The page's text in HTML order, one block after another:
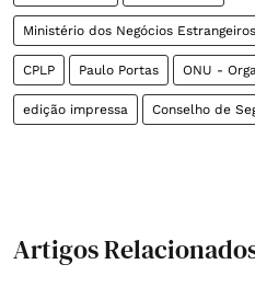
Ministério dos Negócios Estrangeiros
CPLP Paulo Portas ONU -
edição impressa Conselho de
Artigos